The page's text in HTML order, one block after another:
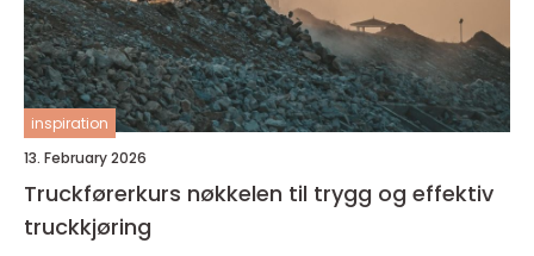
inspiration
13. February 2026
Truckførerkurs nøkkelen til trygg og effektiv
truckkjøring